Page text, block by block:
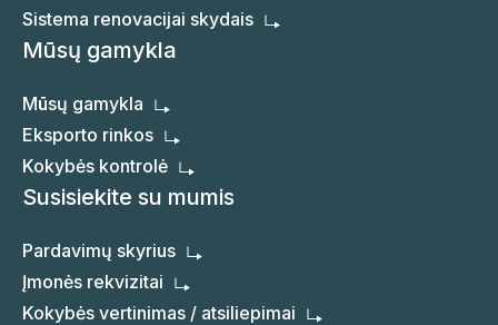
Sistema renovacijai skydais
Mūsų gamykla
Mūsų gamykla
Eksporto rinkos
Kokybės kontrolė
Susisiekite su mumis
Pardavimų skyrius
Įmonės rekvizitai
Kokybės vertinimas / atsiliepimai